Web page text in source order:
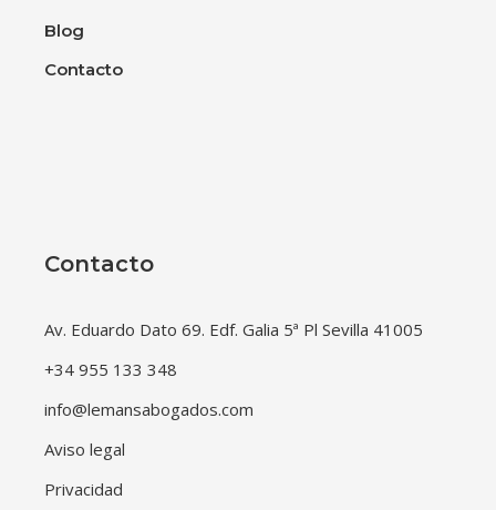
Blog
Contacto
Contacto
Av. Eduardo Dato 69. Edf. Galia 5ª Pl Sevilla 41005
+34 955 133 348
info@lemansabogados.com
Aviso legal
Privacidad